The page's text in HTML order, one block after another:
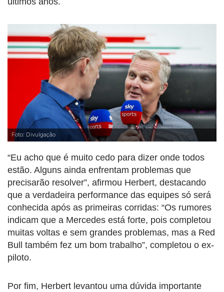
Foto: Divulgação
“Eu acho que é muito cedo para dizer onde todos
estão. Alguns ainda enfrentam problemas que
precisarão resolver”, afirmou Herbert, destacando
que a verdadeira performance das equipes só será
conhecida após as primeiras corridas: “Os rumores
indicam que a Mercedes está forte, pois completou
muitas voltas e sem grandes problemas, mas a Red
Bull também fez um bom trabalho”, completou o ex-
piloto.
Por fim, Herbert levantou uma dúvida importante